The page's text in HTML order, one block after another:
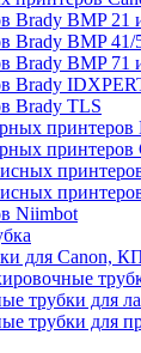
Brady BMP 21
Brady BMP 41/
Brady BMP 71
Brady
Brady TLS
Niimbot
для Canon,
трубки для
трубки для